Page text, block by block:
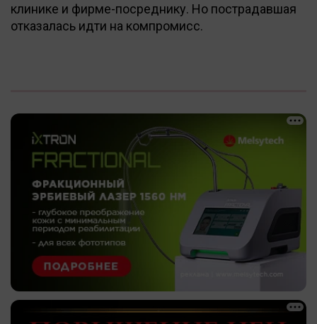
клинике и фирме-посреднику. Но пострадавшая
отказалась идти на компромисс.